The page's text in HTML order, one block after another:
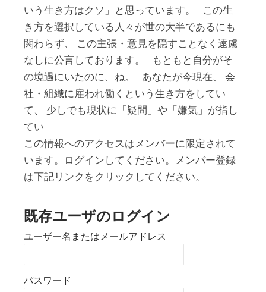
いう生き方はクソ」と思っています。 この生
き方を選択している人々が世の大半であるにも
関わらず、 この主張・意見を隠すことなく遠慮
なしに公言しております。 もともと自分がそ
の境遇にいたのに、ね。 あなたが今現在、 会
社・組織に雇われ働くという生き方をしてい
て、 少しでも現状に「疑問」や「嫌気」が指し
てい
この情報へのアクセスはメンバーに限定されて
います。ログインしてください。メンバー登録
は下記リンクをクリックしてください。
既存ユーザのログイン
ユーザー名またはメールアドレス
パスワード